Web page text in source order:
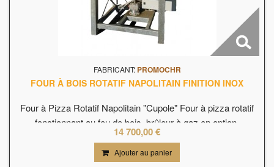
FABRICANT: PROMOCHR
FOUR À BOIS ROTATIF NAPOLITAIN FINITION INOX
Four à Pizza Rotatif Napolitain "Cupole" Four à pizza rotatif
fonctionnant au feu de bois, brûleur à gaz en option.
Disponible en version 90, 108, 129 et 147 cm de diamètre
intérieur.Fabriqué en Italie.
14 700,00 €
Ajouter au panier